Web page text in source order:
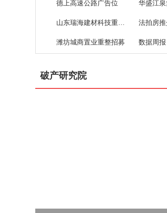
德上高速公路广告位
潍坊城商置业重整招募
破产研究院